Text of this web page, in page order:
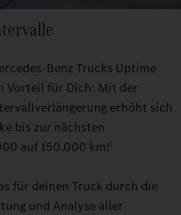
Trucks Uptime
Vorteil für Dich: Mit der
erhöht sich
bis zur nächsten
auf 150.000 km! 1
für deinen Truck durch die
und Analyse aller